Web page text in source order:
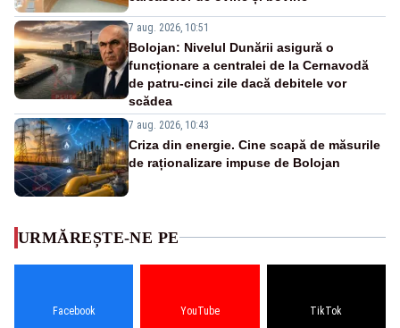
7 aug. 2026, 10:51
Bolojan: Nivelul Dunării asigură o
funcționare a centralei de la Cernavodă
de patru-cinci zile dacă debitele vor
scădea
7 aug. 2026, 10:43
Criza din energie. Cine scapă de măsurile
de raționalizare impuse de Bolojan
URMĂREȘTE-NE PE
Facebook YouTube TikTok